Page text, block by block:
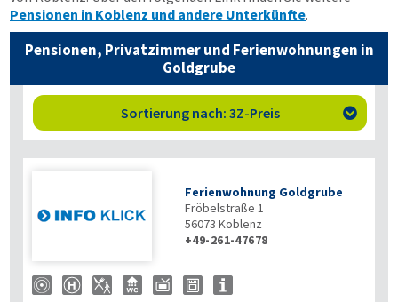
Pensionen in Koblenz und andere Unterkünfte.
Pensionen, Privatzimmer und Ferienwohnungen in
Goldgrube
Sortierung nach: 3Z-Preis 
Ferienwohnung Goldgrube
Fröbelstraße 1
56073 Koblenz
+49-261-47678